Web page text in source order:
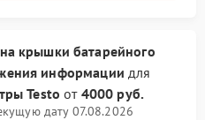
крышки батарейного
информации для
Testo от 4000 руб.
дату 07.08.2026